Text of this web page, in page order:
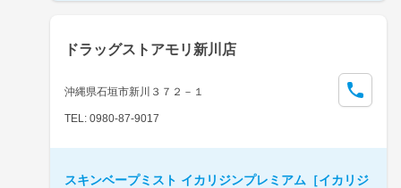
ドラッグストアモリ新川店
沖縄県石垣市新川３７２－１
TEL: 0980-87-9017
スキンベープミスト イカリジンプレミアム［イカリジ